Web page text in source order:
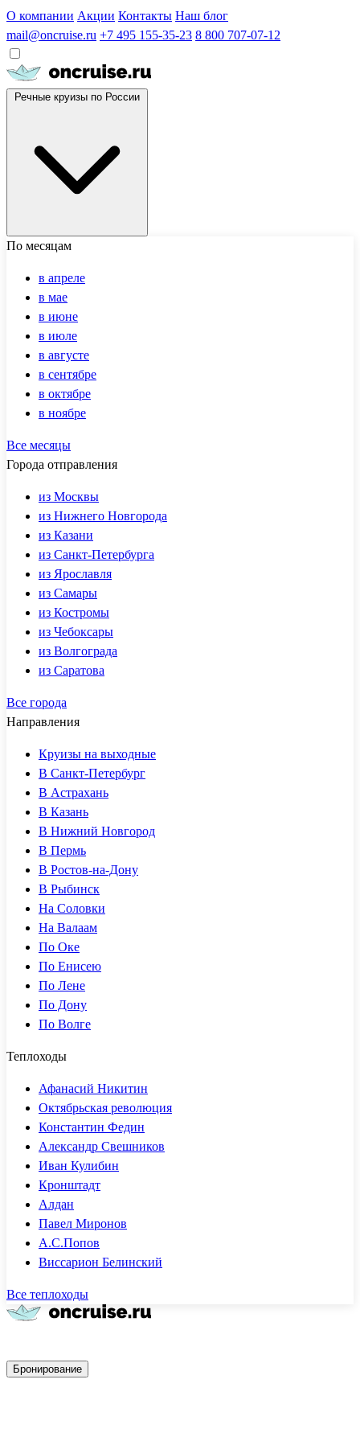
О компании Акции Контакты Наш блог
mail@oncruise.ru +7 495 155-35-23 8 800 707-07-12
По месяцам
в апреле
в мае
в июне
в июле
в августе
в сентябре
в октябре
в ноябре
Все месяцы
Города отправления
из Москвы
из Нижнего Новгорода
из Казани
из Санкт-Петербурга
из Ярославля
из Самары
из Костромы
из Чебоксары
из Волгограда
из Саратова
Все города
Направления
Круизы на выходные
В Санкт-Петербург
В Астрахань
В Казань
В Нижний Новгород
В Пермь
В Ростов-на-Дону
В Рыбинск
На Соловки
На Валаам
По Оке
По Енисею
По Лене
По Дону
По Волге
Теплоходы
Афанасий Никитин
Октябрьская революция
Константин Федин
Александр Свешников
Иван Кулибин
Кронштадт
Алдан
Павел Миронов
А.С.Попов
Виссарион Белинский
Все теплоходы
Бронирование